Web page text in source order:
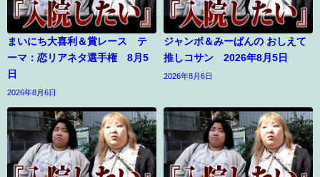
まいにち大喜利＆賞レース テ
ーマ：恋リアネタ選手権 8月5
日
2026年8月6日
ジャンボ＆みーぱんの おしえて
推しコサン 2026年8月5日
2026年8月6日